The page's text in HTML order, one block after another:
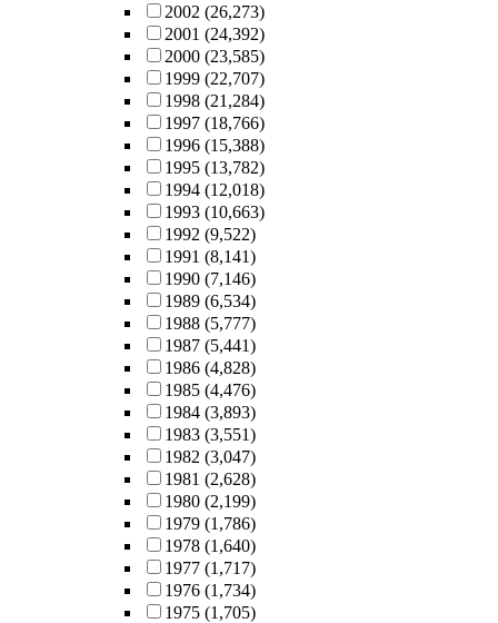
2002 (26,273)
2001 (24,392)
2000 (23,585)
1999 (22,707)
1998 (21,284)
1997 (18,766)
1996 (15,388)
1995 (13,782)
1994 (12,018)
1993 (10,663)
1992 (9,522)
1991 (8,141)
1990 (7,146)
1989 (6,534)
1988 (5,777)
1987 (5,441)
1986 (4,828)
1985 (4,476)
1984 (3,893)
1983 (3,551)
1982 (3,047)
1981 (2,628)
1980 (2,199)
1979 (1,786)
1978 (1,640)
1977 (1,717)
1976 (1,734)
1975 (1,705)